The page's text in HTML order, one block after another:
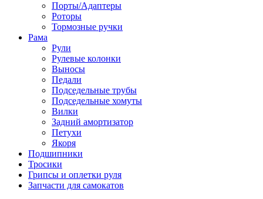
Порты/Адаптеры
Роторы
Тормозные ручки
Рама
Рули
Рулевые колонки
Выносы
Педали
Подседельные трубы
Подседельные хомуты
Вилки
Задний амортизатор
Петухи
Якоря
Подшипники
Тросики
Грипсы и оплетки руля
Запчасти для самокатов